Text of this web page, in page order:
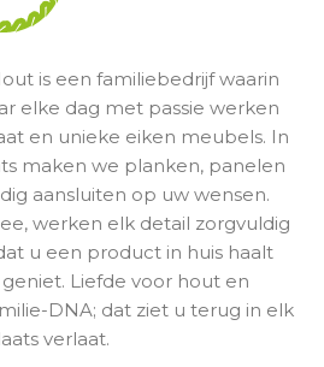
is een familiebedrijf waarin
elke dag met passie werken
en unieke eiken meubels. In
maken we planken, panelen
aansluiten op uw wensen.
werken elk detail zorgvuldig
u een product in huis haalt
Liefde voor hout en
DNA; dat ziet u terug in elk
verlaat.